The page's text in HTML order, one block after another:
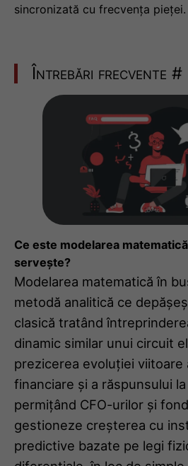
sincronizată cu frecvența pieței.
Întrebări frecvente #
Ce este modelarea
servește?
Modelarea matematică în
metodă analitică ce
clasică tratând
dinamic similar unui circuit
prezicerea evoluției viitoare
financiare și a răspunsului
permițând CFO-urilor și
gestioneze creșterea cu
predictive bazate pe legi